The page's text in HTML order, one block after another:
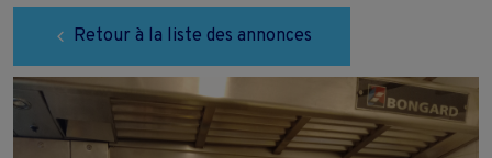
Retour à la liste des annonces